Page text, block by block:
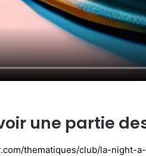
une partie
thematiques/club/la-night-